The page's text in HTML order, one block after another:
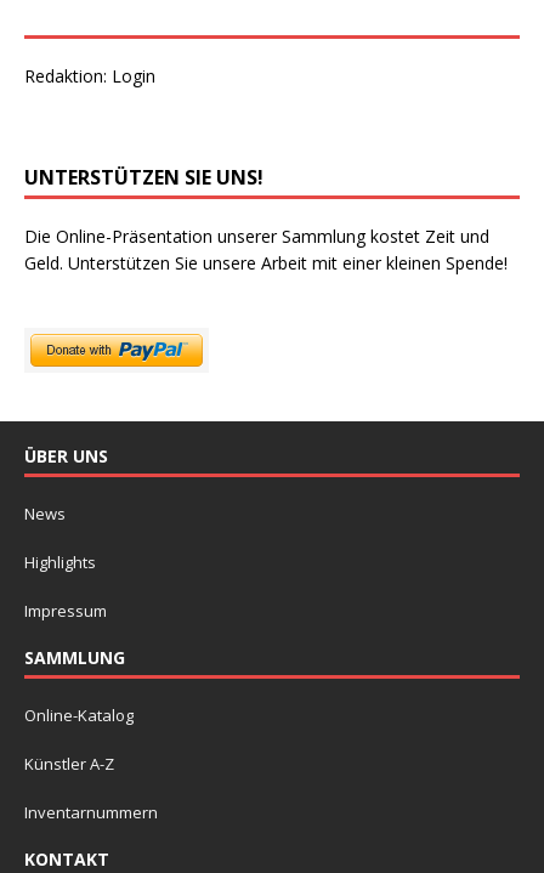
Redaktion: Login
UNTERSTÜTZEN SIE UNS!
Die Online-Präsentation unserer Sammlung kostet Zeit und
Geld. Unterstützen Sie unsere Arbeit mit einer kleinen Spende!
ÜBER UNS
News
Highlights
Impressum
SAMMLUNG
Online-Katalog
Künstler A-Z
Inventarnummern
KONTAKT